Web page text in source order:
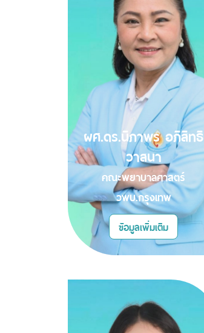
ผศ.ดร.นิภาพร อภิสิทธิ
วาสนา
คณะพยาบาลศาสตร์
วพบ.กรุงเทพ
ข้อมูลเพิ่มเติม